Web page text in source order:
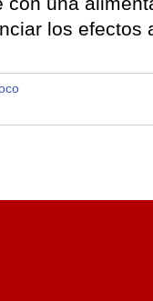
los efectos